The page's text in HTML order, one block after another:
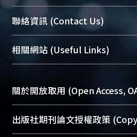
臺大位居世界頂尖大學之列，
展現本校豐碩的研究成果及學
機構典藏（NTUR）與學術庫（
台，成為臺大學術典藏NTU
究能量、促進交流合作、保存
成果。
To permanently archive and
profiles and scholarly works,
services of “NTU
聯絡資訊 (Contact Us)
總館學科館員(Main Library)
醫學圖書館學科館員(Medical
Sciences Library)
相關網站 (Useful Links)
關於開放取用 (Open Access,
開放取用是從使用者角度提升
動，應用在學術研究上是透過
出版社期刊論文授權政策